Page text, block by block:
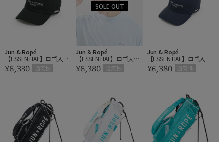
Jun & Ropé
【ESSENTIAL】ロゴ入り
キャップ
¥6,380 通気性
Jun & Ropé
【ESSENTIAL】ロゴ入り
キャップ
¥6,380 通気性
Jun & Ropé
【ESSENTIAL】ロゴ入り
キャップ
¥6,380 通気性